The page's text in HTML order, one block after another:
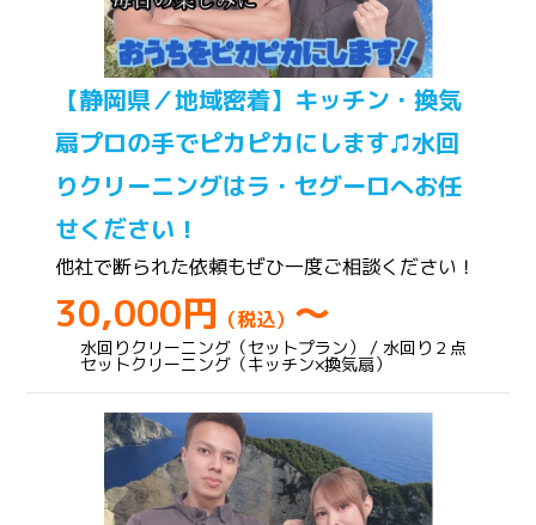
【静岡県／地域密着】キッチン・換気
扇プロの手でピカピカにします♫水回
りクリーニングはラ・セグーロへお任
せください！
他社で断られた依頼もぜひ一度ご相談ください！
30,000円 （税込） ～
水回りクリーニング（セットプラン） / 水回り２点
セットクリーニング（キッチン×換気扇）